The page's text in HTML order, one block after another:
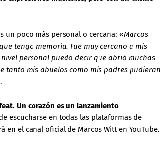
un poco más personal o cercana: «Marcos
tengo memoria. Fue muy cercano a mis
personal puedo decir que abrió muchas
tanto mis abuelos como mis padres pudieran
Un corazón es un lanzamiento
escucharse en todas las plataformas de
en el canal oficial de Marcos Witt en YouTube.